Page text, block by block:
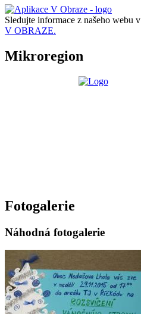
Sledujte informace z našeho webu v
V OBRAZE.
Mikroregion
Fotogalerie
Náhodná fotogalerie